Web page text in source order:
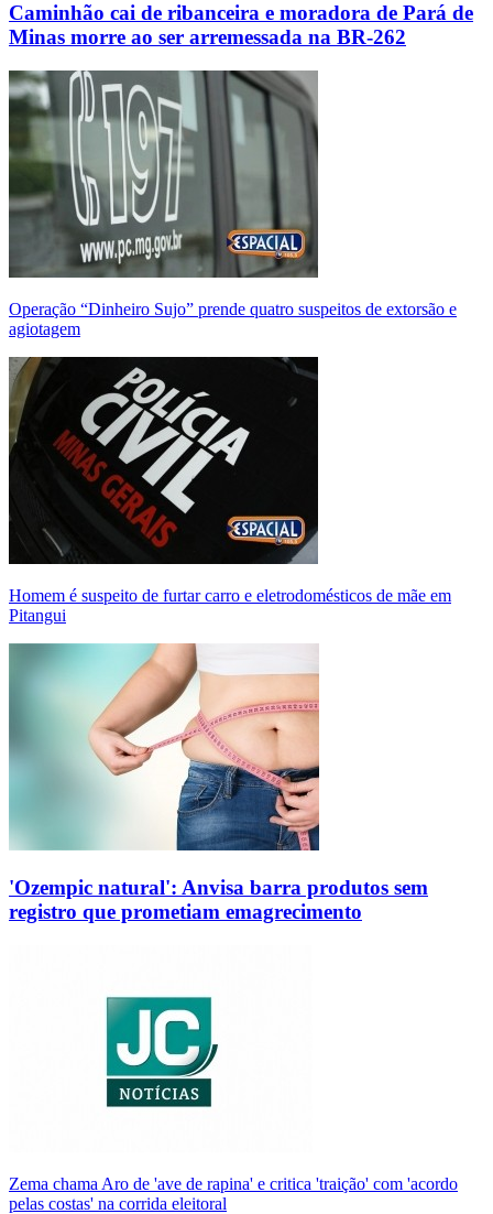
Caminhão cai de ribanceira e moradora de Pará de
Minas morre ao ser arremessada na BR-262
Operação “Dinheiro Sujo” prende quatro suspeitos de extorsão e
agiotagem
Homem é suspeito de furtar carro e eletrodomésticos de mãe em
Pitangui
'Ozempic natural': Anvisa barra produtos sem
registro que prometiam emagrecimento
Zema chama Aro de 'ave de rapina' e critica 'traição' com 'acordo
pelas costas' na corrida eleitoral